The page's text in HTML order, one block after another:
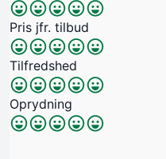
Pris jfr. tilbud
Tilfredshed
Oprydning